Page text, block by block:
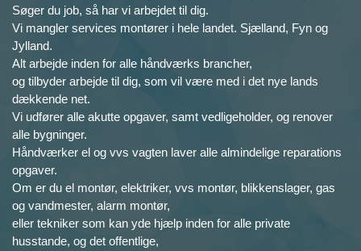
Søger du job, så har vi arbejdet til dig.
Vi mangler services montører i hele landet. Sjælland, Fyn og
Jylland.
Alt arbejde inden for alle håndværks brancher,
og tilbyder arbejde til dig, som vil være med i det nye lands
dækkende net.
Vi udfører alle akutte opgaver, samt vedligeholder, og renover
alle bygninger.
Håndværker el og vvs vagten laver alle almindelige reparations
opgaver.
Om er du el montør, elektriker, vvs montør, blikkenslager, gas
og vandmester, alarm montør,
eller tekniker som kan yde hjælp inden for alle private
husstande, og det offentlige,